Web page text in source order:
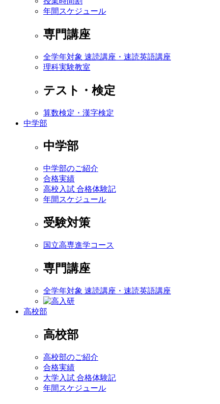
年間スケジュール
専門講座
全学年対象 速読講座・速読英語講座
理科実験教室
テスト・検定
算数検定・漢字検定
中学部
中学部
中学部のご紹介
合格実績
高校入試 合格体験記
年間スケジュール
受験対策
国立高専進学コース
専門講座
全学年対象 速読講座・速読英語講座
高校部
高校部
高校部のご紹介
合格実績
大学入試 合格体験記
年間スケジュール